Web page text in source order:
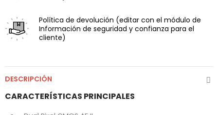
Política de devolución (editar con el módulo de
Información de seguridad y confianza para el
cliente)
DESCRIPCIÓN
CARACTERÍSTICAS PRINCIPALES